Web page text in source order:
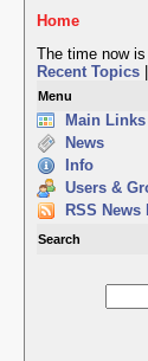
Home
The time now
Recent Topics
Menu
Main Links
News
Info
Users &
RSS News
Search